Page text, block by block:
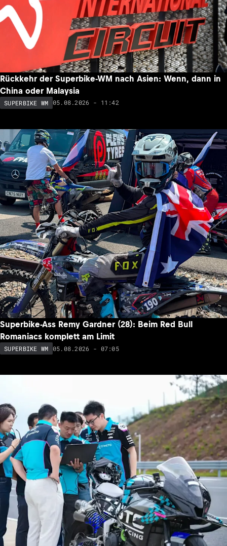
Rückkehr der Superbike-WM nach Asien: Wenn, dann in
China oder Malaysia
SUPERBIKE WM 05.08.2026 - 11:42
Superbike-Ass Remy Gardner (28): Beim Red Bull
Romaniacs komplett am Limit
SUPERBIKE WM 05.08.2026 - 07:05